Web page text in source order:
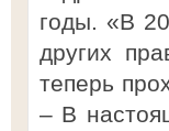
годы. «В
других
теперь
– В